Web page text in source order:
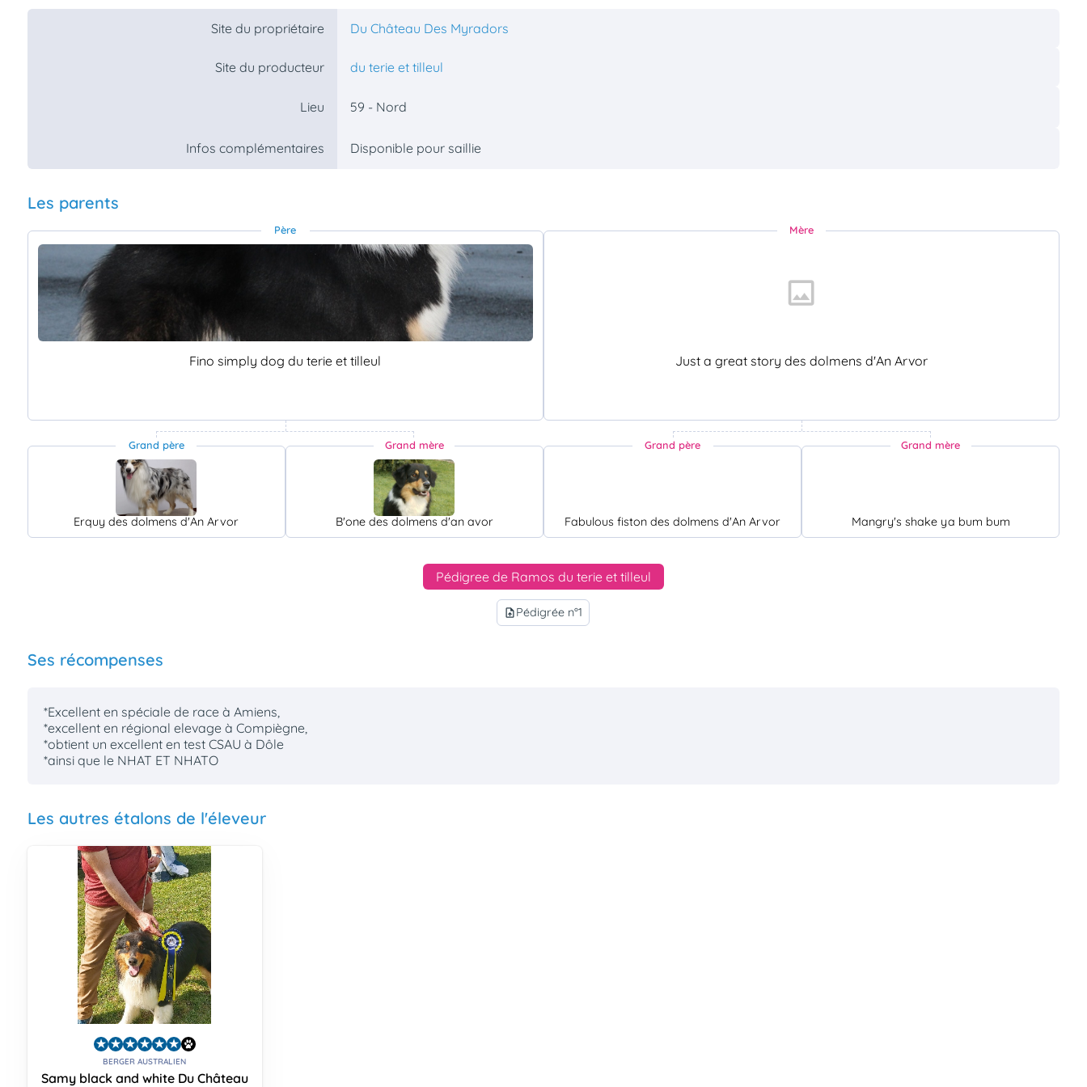
Site du propriétaire Du Château Des Myradors
Site du producteur du terie et tilleul
Lieu 59 - Nord
Infos complémentaires Disponible pour saillie
Les parents
Père
Fino simply dog du terie et tilleul
Grand père
Erquy des dolmens d'An Arvor
Grand mère
B'one des dolmens d'an avor
Mère
Just a great story des dolmens d'An Arvor
Grand père
Fabulous fiston des dolmens d'An Arvor
Grand mère
Mangry's shake ya bum bum
Pédigree de Ramos du terie et tilleul
upload_file Pédigrée n°1
Ses récompenses
*Excellent en spéciale de race à Amiens,
*excellent en régional elevage à Compiègne,
*obtient un excellent en test CSAU à Dôle
*ainsi que le NHAT ET NHATO
Les autres étalons de l'éleveur
BERGER AUSTRALIEN
Samy black and white Du Château